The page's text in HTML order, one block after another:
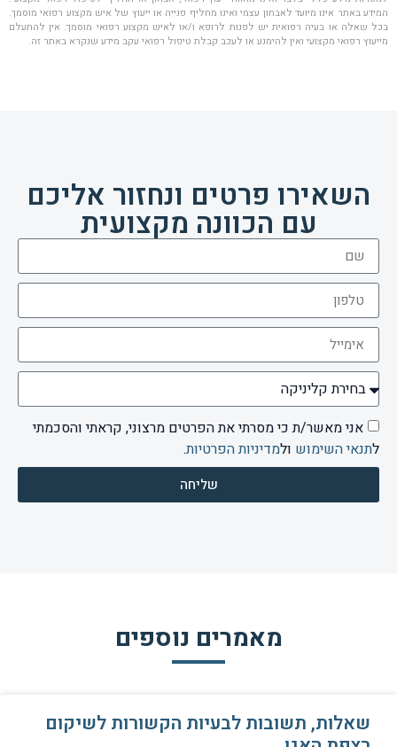
המידע באתר אינו מיועד לאבחון עצמי ואינו מחליף פנייה או ייעוץ של איש מקצוע רפואי מוסמך.
בכל שאלה או בעיה רפואית יש לפנות לרופא ו/או לאיש מקצוע רפואי מוסמך. אין להתעלם
מייעוץ רפואי מקצועי ואין להימנע או לעכב קבלת טיפול רפואי עקב מידע שנקרא באתר זה.
השאירו פרטים ונחזור אליכם
עם הכוונה מקצועית
אני מאשר/ת כי מסרתי את הפרטים מרצוני, קראתי והסכמתי
לתנאי השימוש ולמדיניות הפרטיות.
שליחה
מאמרים נוספים
שאלות, תשובות לבעיות הקשורות לשיקום